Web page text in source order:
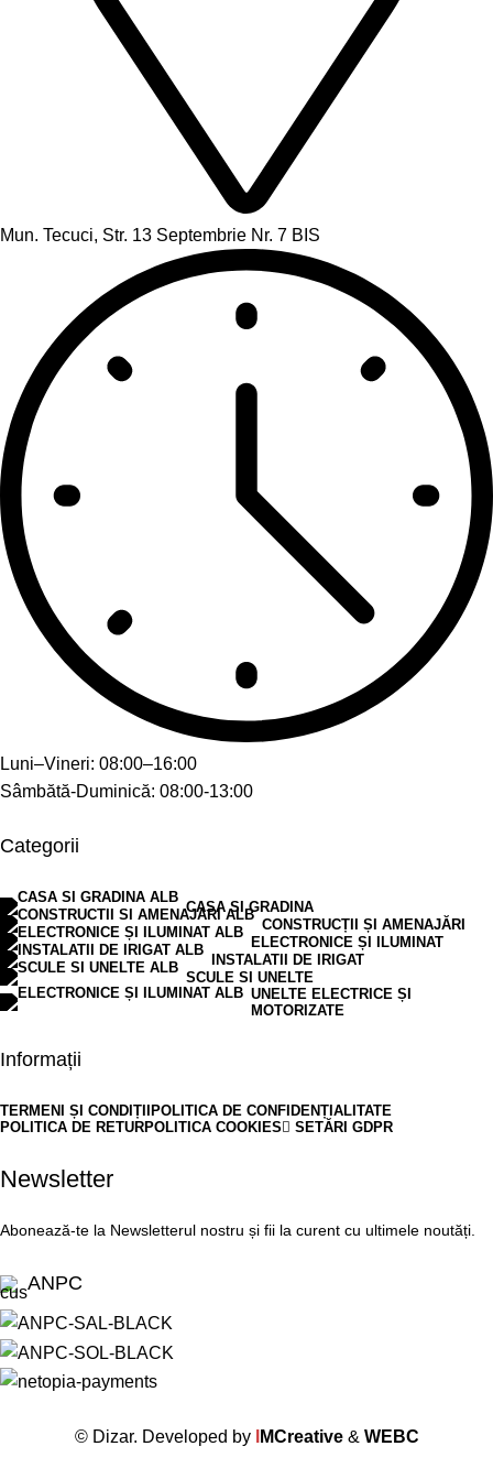
Mun. Tecuci, Str. 13 Septembrie Nr. 7 BIS
Luni–Vineri: 08:00–16:00
Sâmbătă-Duminică: 08:00-13:00
Categorii
CASA SI GRADINA
CONSTRUCȚII ȘI AMENAJĂRI
ELECTRONICE ȘI ILUMINAT
INSTALATII DE IRIGAT
SCULE SI UNELTE
UNELTE ELECTRICE ȘI
MOTORIZATE
Informații
TERMENI ȘI CONDIȚII
POLITICA DE CONFIDENȚIALITATE
POLITICA DE RETURPOLITICA COOKIES SETĂRI GDPR
Newsletter
Abonează-te la Newsletterul nostru și fii la curent cu ultimele noutăți.
ANPC
© Dizar. Developed by MCreative& WEBC